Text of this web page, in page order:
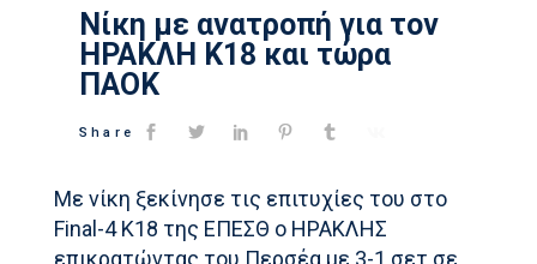
Νίκη με ανατροπή για τον
ΗΡΑΚΛΗ Κ18 και τώρα
ΠΑΟΚ
Share
Με νίκη ξεκίνησε τις επιτυχίες του στο
Final-4 Κ18 της ΕΠΕΣΘ ο ΗΡΑΚΛΗΣ
επικρατώντας του Περσέα με 3-1 σετ σε